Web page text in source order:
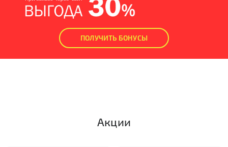
ПОЛУЧИТЬ БОНУСЫ
Акции